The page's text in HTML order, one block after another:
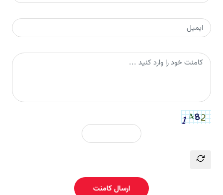
ارسال کامنت